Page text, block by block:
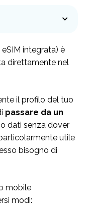
integrata) è
direttamente nel
il profilo del tuo
passare da un
dati senza dover
utile
bisogno di
mobile
modi: